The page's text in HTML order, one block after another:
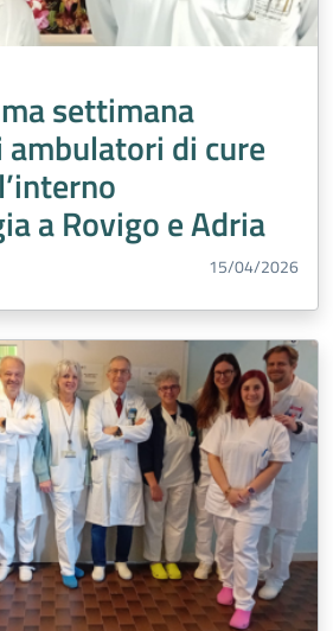
settimana
di cure
a Rovigo e Adria
15/04/2026